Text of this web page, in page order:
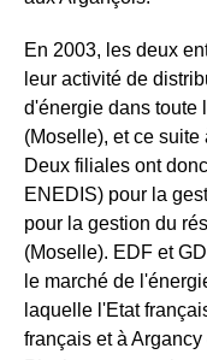
En 2003, les deux
leur activité de
d'énergie dans toute
(Moselle), et ce
Deux filiales ont
ENEDIS) pour la
pour la gestion du
(Moselle). EDF et
le marché de
laquelle l'Etat
français et à